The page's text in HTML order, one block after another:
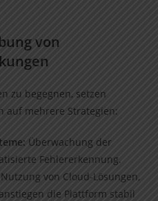
von
zu begegnen, setzen
auf mehrere Strategien:
Überwachung der
Fehlererkennung.
Nutzung von Cloud-Lösungen,
die Plattform stabil